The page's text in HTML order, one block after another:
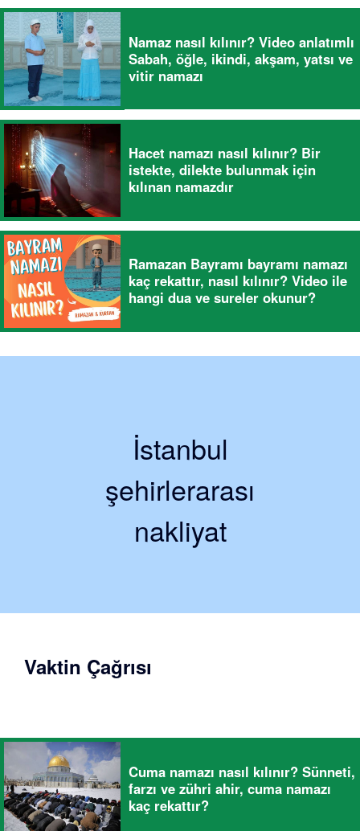
Namaz nasıl kılınır? Video anlatımlı
Sabah, öğle, ikindi, akşam, yatsı ve
vitir namazı
Hacet namazı nasıl kılınır? Bir
istekte, dilekte bulunmak için
kılınan namazdır
Ramazan Bayramı bayramı namazı
kaç rekattır, nasıl kılınır? Video ile
hangi dua ve sureler okunur?
İstanbul
şehirlerarası
nakliyat
Vaktin Çağrısı
Cuma namazı nasıl kılınır? Sünneti,
farzı ve zühri ahir, cuma namazı
kaç rekattır?